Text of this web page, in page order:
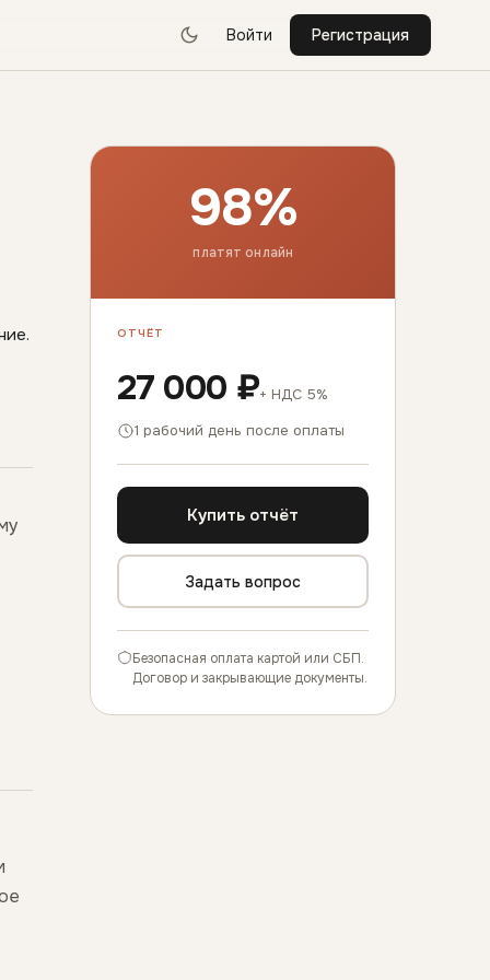
Войти Регистрация
98%
платят онлайн
ОТЧЁТ
27 000 ₽+ НДС 5%
1 рабочий день после оплаты
Купить отчёт
Задать вопрос
Безопасная оплата картой или СБП.
Договор и закрывающие документы.